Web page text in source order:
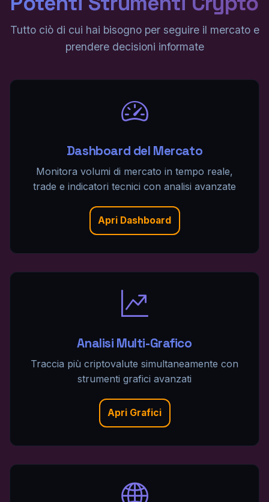
Tutto ciò di cui hai bisogno per seguire il mercato e
prendere decisioni informate
Dashboard del Mercato
Monitora volumi di mercato in tempo reale,
trade e indicatori tecnici con analisi avanzate
Apri Dashboard
Analisi Multi-Grafico
Traccia più criptovalute simultaneamente con
strumenti grafici avanzati
Apri Grafici